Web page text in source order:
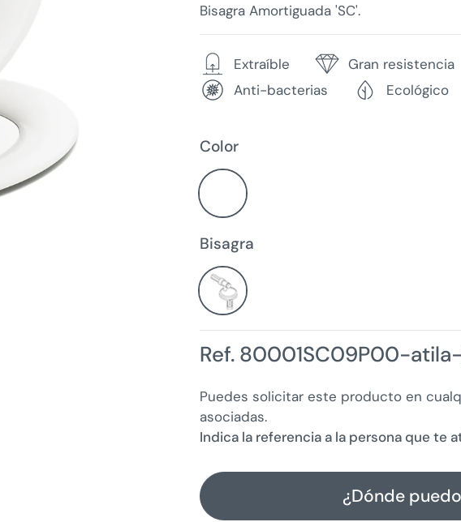
Bisagra Amortiguada 'SC'.
Extraíble Gran resistencia
Anti-bacterias
Ecológico
Color
Bisagra
Ref. 80001SC09P00-
Puedes solicitar este producto en
asociadas.
Indica la referencia a la persona que te
¿Dónde